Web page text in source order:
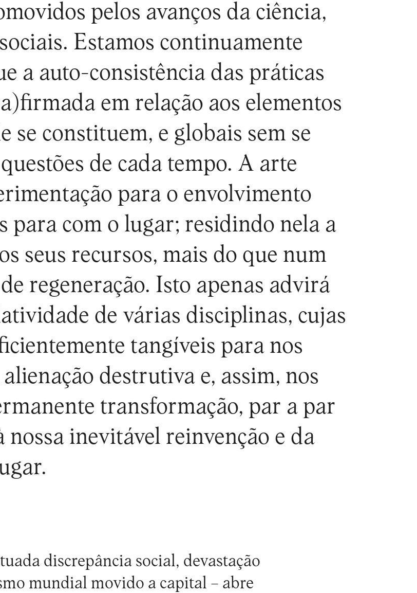
pelos avanços da ciência,
Estamos continuamente
a auto-consistência das práticas
em relação aos elementos
se constituem, e globais sem se
de cada tempo. A arte
para o envolvimento
para com o lugar; residindo nela a
seus recursos, mais do que num
regeneração. Isto apenas advirá
de várias disciplinas, cujas
tangíveis para nos
destrutiva e, assim, nos
transformação, par a par
inevitável reinvenção e da
discrepância social, devastação
mundial movido a capital – abre